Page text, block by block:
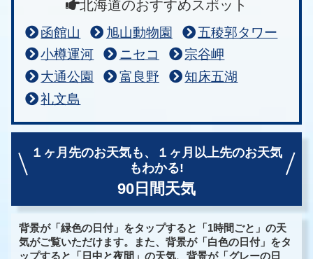
北海道のおすすめスポット
函館山 旭山動物園
五稜郭タワー
小樽運河
ニセコ
宗谷岬
大通公園
富良野
知床五湖
礼文島
１ヶ月先のお天気も、
１ヶ月以上先のお天気
もわかる!
90日間天気
背景が「緑色の日付」をタップすると「1時間ごと」の天
気がご覧いただけます。また、背景が「白色の日付」をタ
ップすると「日中と夜間」の天気、背景が「グレーの日